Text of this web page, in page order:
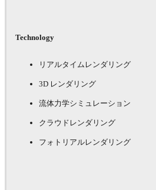
Technology
リアルタイムレンダリング
3D レンダリング
流体力学シミュレーション
クラウドレンダリング
フォトリアルレンダリング